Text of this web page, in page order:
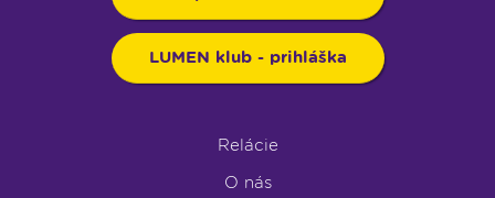
LUMEN klub - prihláška
Relácie
O nás